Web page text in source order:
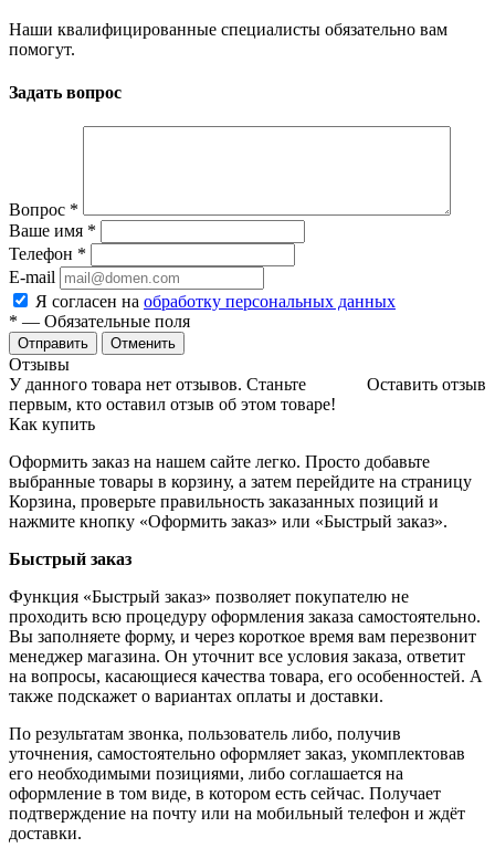
Наши квалифицированные специалисты обязательно вам
помогут.
Задать вопрос
Вопрос *
Ваше имя *
Телефон *
E-mail
Я согласен на обработку персональных данных
* — Обязательные поля
Отменить
Отзывы
Оставить отзыв
У данного товара нет отзывов. Станьте
первым, кто оставил отзыв об этом товаре!
Как купить
Оформить заказ на нашем сайте легко. Просто добавьте
выбранные товары в корзину, а затем перейдите на страницу
Корзина, проверьте правильность заказанных позиций и
нажмите кнопку «Оформить заказ» или «Быстрый заказ».
Быстрый заказ
Функция «Быстрый заказ» позволяет покупателю не
проходить всю процедуру оформления заказа самостоятельно.
Вы заполняете форму, и через короткое время вам перезвонит
менеджер магазина. Он уточнит все условия заказа, ответит
на вопросы, касающиеся качества товара, его особенностей. А
также подскажет о вариантах оплаты и доставки.
По результатам звонка, пользователь либо, получив
уточнения, самостоятельно оформляет заказ, укомплектовав
его необходимыми позициями, либо соглашается на
оформление в том виде, в котором есть сейчас. Получает
подтверждение на почту или на мобильный телефон и ждёт
доставки.